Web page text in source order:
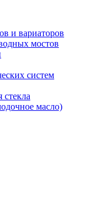
и вариаторов
мостов
систем
масло)